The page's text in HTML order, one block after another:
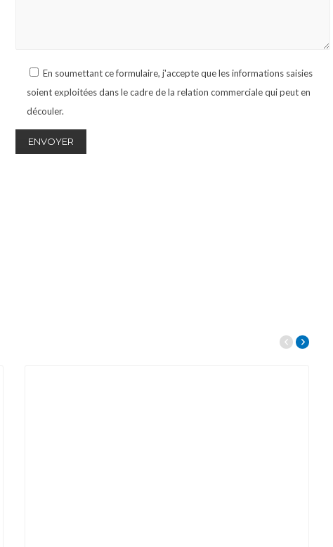
En soumettant ce formulaire, j'accepte que les informations saisies
soient exploitées dans le cadre de la relation commerciale qui peut en
découler.